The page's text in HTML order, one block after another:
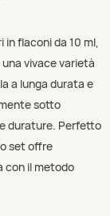
in flaconi da 10 ml,
vivace varietà
a lunga durata e
sotto
durature. Perfetto
set offre
con il metodo